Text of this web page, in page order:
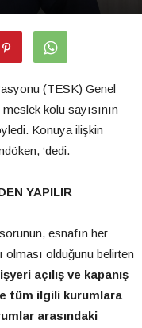
(TESK) Genel
kolu sayısının
Konuya ilişkin
‘dedi.
YAPILIR
esnafın her
olması olduğunu belirten
açılış ve kapanış
tüm ilgili kurumlara
arasındaki